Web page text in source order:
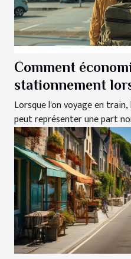
Comment
stationnement
en train
Lorsque l'on voyage en
peut représenter une part